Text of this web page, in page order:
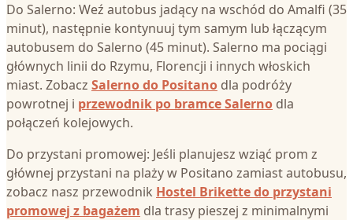
Do Salerno: Weź autobus jadący na wschód do Amalfi (35
minut), następnie kontynuuj tym samym lub łączącym
autobusem do Salerno (45 minut). Salerno ma pociągi
głównych linii do Rzymu, Florencji i innych włoskich
miast. Zobacz Salerno do Positano dla podróży
powrotnej i przewodnik po bramce Salerno dla
połączeń kolejowych.
Do przystani promowej: Jeśli planujesz wziąć prom z
głównej przystani na plaży w Positano zamiast autobusu,
zobacz nasz przewodnik Hostel Brikette do przystani
promowej z bagażem dla trasy pieszej z minimalnymi